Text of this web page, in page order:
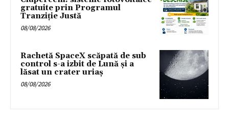
gratuite prin Programul
Tranziție Justă
08/08/2026
Rachetă SpaceX scăpată de sub
control s-a izbit de Lună și a
lăsat un crater uriaș
08/08/2026